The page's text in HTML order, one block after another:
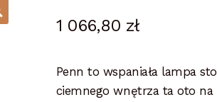
1 066,80 zł
Penn to wspaniała lampa
ciemnego wnętrza ta oto